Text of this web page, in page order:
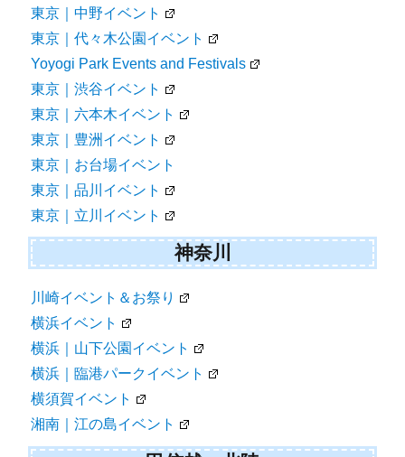
東京｜中野イベント
東京｜代々木公園イベント
Yoyogi Park Events and Festivals
東京｜渋谷イベント
東京｜六本木イベント
東京｜豊洲イベント
東京｜お台場イベント
東京｜品川イベント
東京｜立川イベント
神奈川
川崎イベント＆お祭り
横浜イベント
横浜｜山下公園イベント
横浜｜臨港パークイベント
横須賀イベント
湘南｜江の島イベント